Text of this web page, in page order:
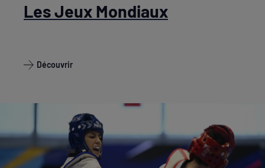
Les Jeux Mondiaux
Découvrir